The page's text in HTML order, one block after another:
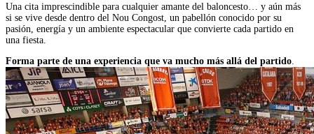
Una cita imprescindible para cualquier amante del baloncesto… y aún más
si se vive desde dentro del Nou Congost, un pabellón conocido por su
pasión, energía y un ambiente espectacular que convierte cada partido en
una fiesta.
Forma parte de una experiencia que va mucho más allá del partido